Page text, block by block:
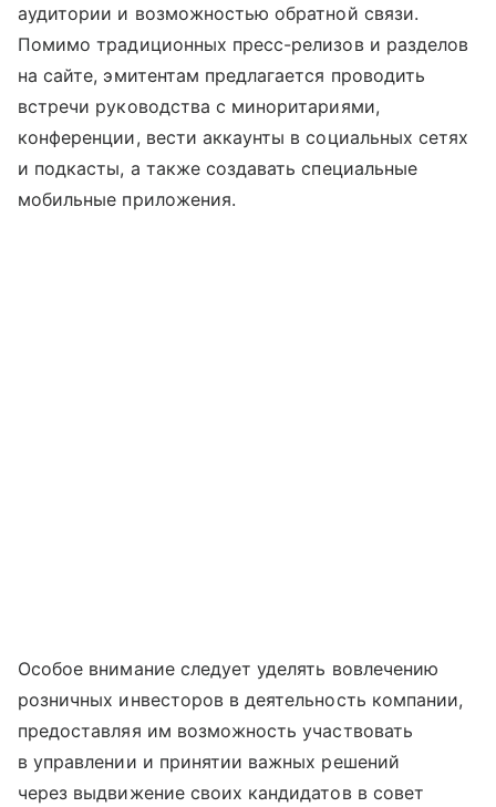
аудитории и возможностью обратной связи.
Помимо традиционных пресс-релизов и разделов
на сайте, эмитентам предлагается проводить
встречи руководства с миноритариями,
конференции, вести аккаунты в социальных сетях
и подкасты, а также создавать специальные
мобильные приложения.
Особое внимание следует уделять вовлечению
розничных инвесторов в деятельность компании,
предоставляя им возможность участвовать
в управлении и принятии важных решений
через выдвижение своих кандидатов в совет